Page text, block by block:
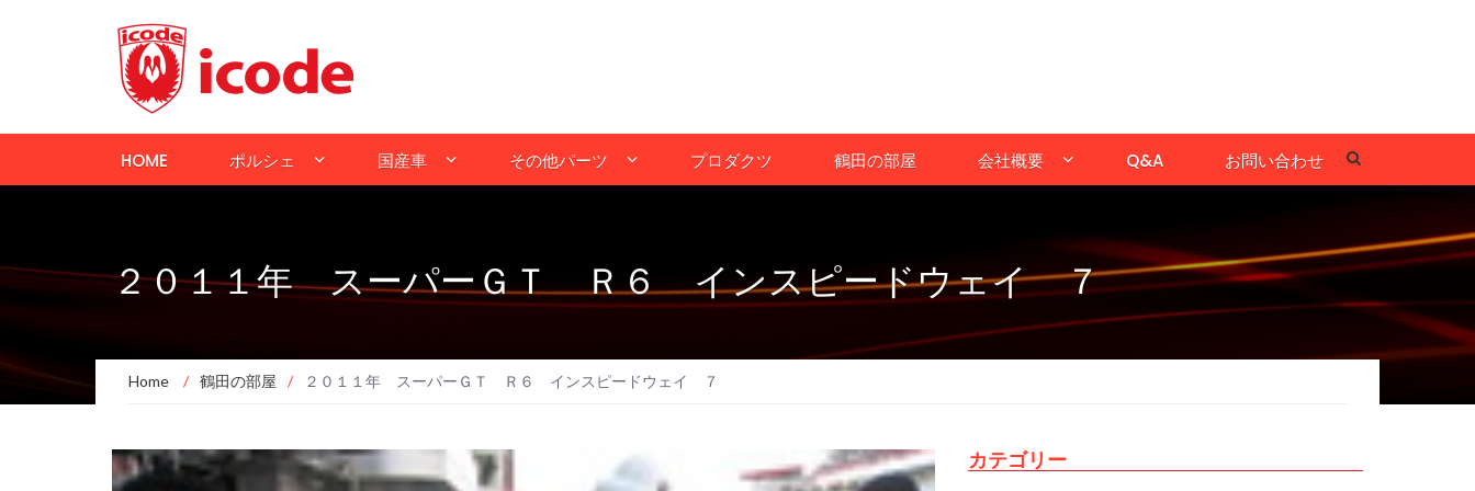
HOME ポルシェ 国産車 その他パーツ プロダクツ 鶴田の部屋 会社概要 Q&A お問い合わせ
２０１１年 スーパーＧＴ Ｒ６ インスピードウェイ ７
Home / 鶴田の部屋 / ２０１１年 スーパーＧＴ Ｒ６ インスピードウェイ ７
カテゴリー